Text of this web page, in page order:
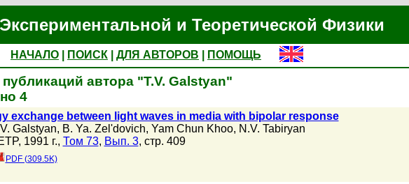
и Теоретической Физики
НАЧАЛО ПОИСК ДЛЯ АВТОРОВ
ПОМОЩЬ
автора "T.V. Galstyan"
4
exchange between light waves in media with bipolar response
Galstyan, B. Ya. Zel'dovich, Yam Chun Khoo, N.V. Tabiryan
1991 г., Том 73, Вып. 3, стр. 409
PDF (309.5K)